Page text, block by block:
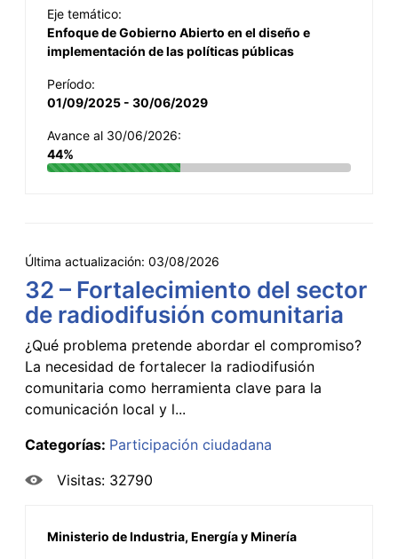
Eje temático:
Enfoque de Gobierno Abierto en el diseño e
implementación de las políticas públicas
Período:
01/09/2025 - 30/06/2029
Avance al 30/06/2026:
44%
Última actualización: 03/08/2026
32 – Fortalecimiento del sector
de radiodifusión comunitaria
¿Qué problema pretende abordar el compromiso?
La necesidad de fortalecer la radiodifusión
comunitaria como herramienta clave para la
comunicación local y l...
Categorías: Participación ciudadana
Visitas: 32790
Ministerio de Industria, Energía y Minería